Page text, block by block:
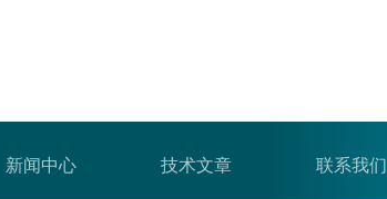
新闻中心 技术文章 联系我们